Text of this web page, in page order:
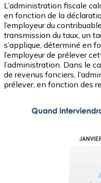
L’administration fiscale
en fonction de la
l’employeur du
transmission du taux, un
s’applique, déterminé en
l’employeur de prélever
l’administration. Dans le
de revenus fonciers,
prélever, en fonction des